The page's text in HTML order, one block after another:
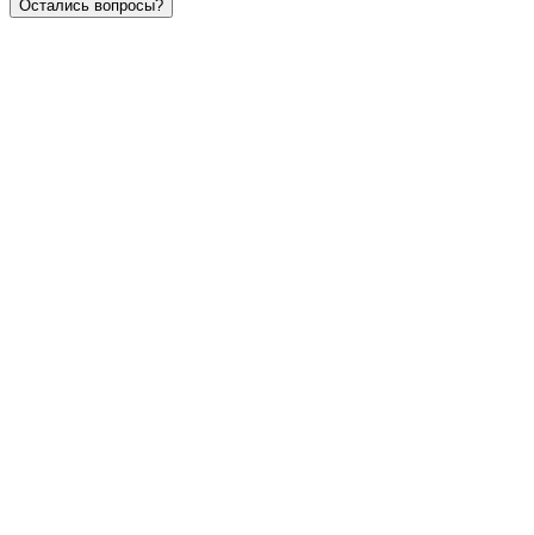
Остались вопросы?